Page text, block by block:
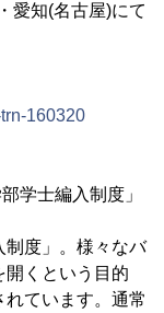
愛知(名古屋)にて
160320
学士編入制度」
制度」。様々なバ
開くという目的
ています。通常